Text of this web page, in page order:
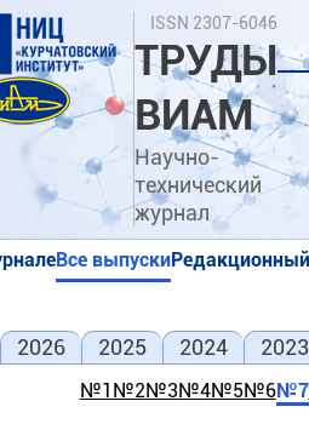
Перейти
основному
содержанию
ISSN 2307-6046
ТРУДЫ
ВИАМ
Научно-
технический
журнал
Все выпуски
2026 2025 2024 2023
№1 №2№3№4№5№6№7